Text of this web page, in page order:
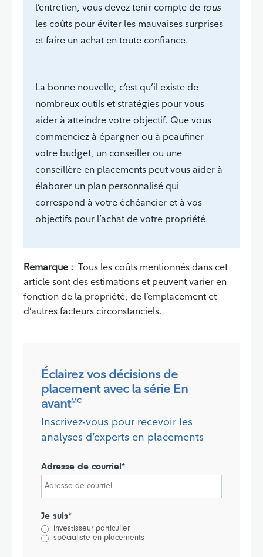
l’entretien, vous devez tenir compte de tous
les coûts pour éviter les mauvaises surprises
et faire un achat en toute confiance.
La bonne nouvelle, c’est qu’il existe de
nombreux outils et stratégies pour vous
aider à atteindre votre objectif. Que vous
commenciez à épargner ou à peaufiner
votre budget, un conseiller ou une
conseillère en placements peut vous aider à
élaborer un plan personnalisé qui
correspond à votre échéancier et à vos
objectifs pour l’achat de votre propriété.
Remarque : Tous les coûts mentionnés dans cet
article sont des estimations et peuvent varier en
fonction de la propriété, de l’emplacement et
d’autres facteurs circonstanciels.
Éclairez vos décisions de
placement avec la série En
avantMC
Inscrivez-vous pour recevoir les
analyses d’experts en placements
Adresse de courriel*
Je suis*
investisseur particulier
spécialiste en placements